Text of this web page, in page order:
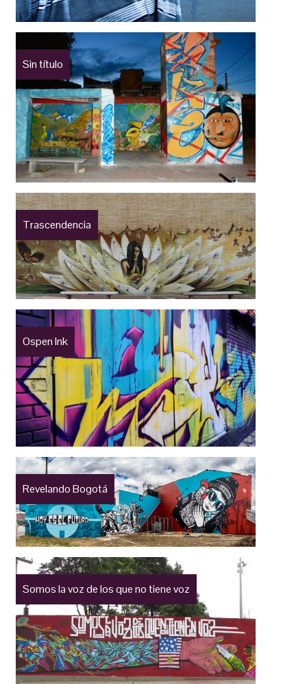
Sin título
Trascendencia
Ospen Ink
Revelando Bogotá
Somos la voz de los que no tiene voz